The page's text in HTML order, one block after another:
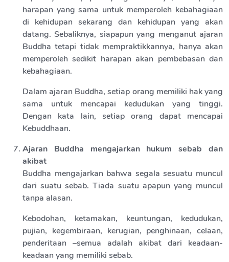
harapan yang sama untuk memperoleh kebahagiaan
di kehidupan sekarang dan kehidupan yang akan
datang. Sebaliknya, siapapun yang menganut ajaran
Buddha tetapi tidak mempraktikkannya, hanya akan
memperoleh sedikit harapan akan pembebasan dan
kebahagiaan.
Dalam ajaran Buddha, setiap orang memiliki hak yang
sama untuk mencapai kedudukan yang tinggi.
Dengan kata lain, setiap orang dapat mencapai
Kebuddhaan.
Ajaran Buddha mengajarkan hukum sebab dan
akibat
Buddha mengajarkan bahwa segala sesuatu muncul
dari suatu sebab. Tiada suatu apapun yang muncul
tanpa alasan.
Kebodohan, ketamakan, keuntungan, kedudukan,
pujian, kegembiraan, kerugian, penghinaan, celaan,
penderitaan –semua adalah akibat dari keadaan-
keadaan yang memiliki sebab.